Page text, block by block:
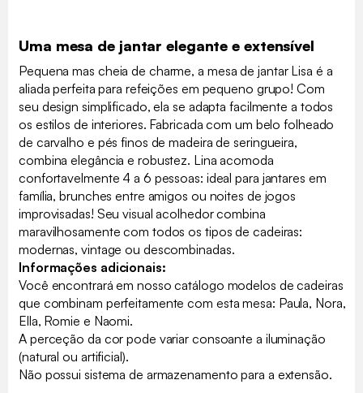
Uma mesa de jantar elegante e extensível
Pequena mas cheia de charme, a mesa de jantar Lisa é a
aliada perfeita para refeições em pequeno grupo! Com
seu design simplificado, ela se adapta facilmente a todos
os estilos de interiores. Fabricada com um belo folheado
de carvalho e pés finos de madeira de seringueira,
combina elegância e robustez. Lina acomoda
confortavelmente 4 a 6 pessoas: ideal para jantares em
família, brunches entre amigos ou noites de jogos
improvisadas! Seu visual acolhedor combina
maravilhosamente com todos os tipos de cadeiras:
modernas, vintage ou descombinadas.
Informações adicionais:
Você encontrará em nosso catálogo modelos de cadeiras
que combinam perfeitamente com esta mesa: Paula, Nora,
Ella, Romie e Naomi.
A perceção da cor pode variar consoante a iluminação
(natural ou artificial).
Não possui sistema de armazenamento para a extensão.